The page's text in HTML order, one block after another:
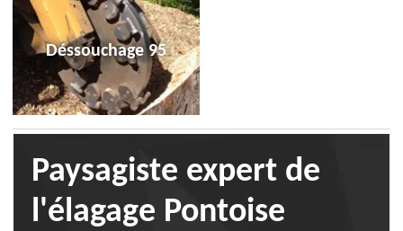
Déssouchage 95
Paysagiste expert de
l'élagage Pontoise